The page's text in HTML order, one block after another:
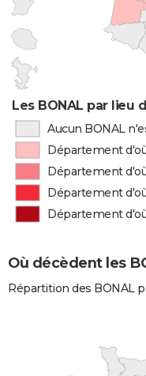
Les BONAL par lieu
Aucun BONAL
Département
Département
Département
Département
Où décèdent les
Répartition des BONAL